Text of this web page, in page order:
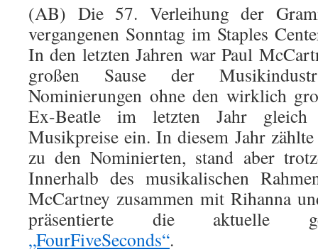
(AB) Die 57. Verleihung der
vergangenen Sonntag im Staples
In den letzten Jahren war Paul
großen Sause der
Nominierungen ohne den wirklich
Ex-Beatle im letzten Jahr
Musikpreise ein. In diesem Jahr
zu den Nominierten, stand aber
Innerhalb des musikalischen
McCartney zusammen mit Rihanna
präsentierte die aktuelle
„FourFiveSeconds“.